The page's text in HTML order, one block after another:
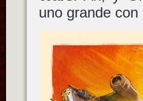
uno grande